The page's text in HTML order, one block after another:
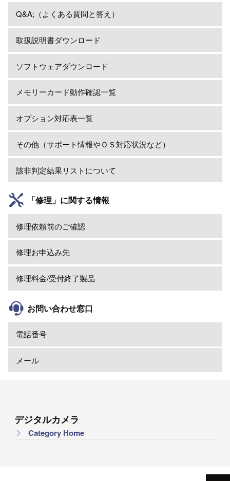
Q&A;（よくある質問と答え）
取扱説明書ダウンロード
ソフトウェアダウンロード
メモリーカード動作確認一覧
オプション対応表一覧
その他（サポート情報やＯＳ対応状況など）
該非判定結果リストについて
「修理」に関する情報
修理依頼前のご確認
修理お申込み先
修理料金/受付終了製品
お問い合わせ窓口
電話番号
メール
デジタルカメラ
Category Home